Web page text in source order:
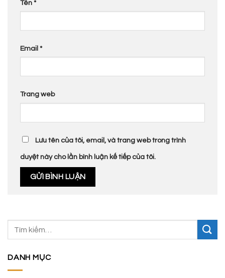
DANH MỤC
Tên *
Email *
Trang web
Lưu tên của tôi, email, và trang web trong trình
duyệt này cho lần bình luận kế tiếp của tôi.